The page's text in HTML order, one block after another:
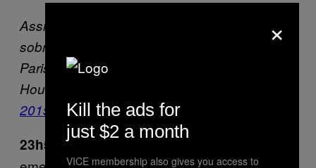
Assista a declaração completa do
sobre os ataques em
Paris.
https://t.co/yQThOvrdxZ
House (@WhiteHouse)
2015
23h58:
Hollande declara estado de
×
Kill the ads for
just $2 a month
VICE membership also gives you access to